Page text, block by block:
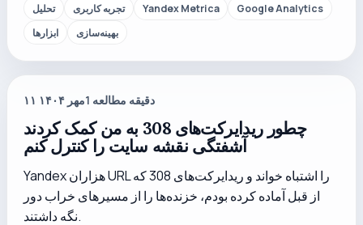
تحلیل تجربه کاربری Yandex Metrica
Google Analytics
ابزارها
بهینه‌سازی
۱۱ مهر ۱۴۰۴1 دقیقه مطالعه
چطور ریدایرکت‌های 308 به من کمک کردند
آشفتگی نقشه سایت را کنترل کنم
Yandex هزاران URL را اشتباه خواند و ریدایرکت‌های 308 که
از قبل آماده کرده بودم، خزنده‌ها را از مسیرهای خراب دور
نگه داشتند.